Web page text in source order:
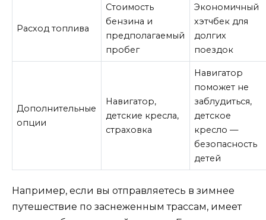
Расход топлива
Стоимость
бензина и
предполагаемый
пробег
Экономичный
хэтчбек для
долгих
поездок
Дополнительные
опции
Навигатор,
детские кресла,
страховка
Навигатор
поможет не
заблудиться,
детское
кресло —
безопасность
детей
Например, если вы отправляетесь в зимнее
путешествие по заснеженным трассам, имеет